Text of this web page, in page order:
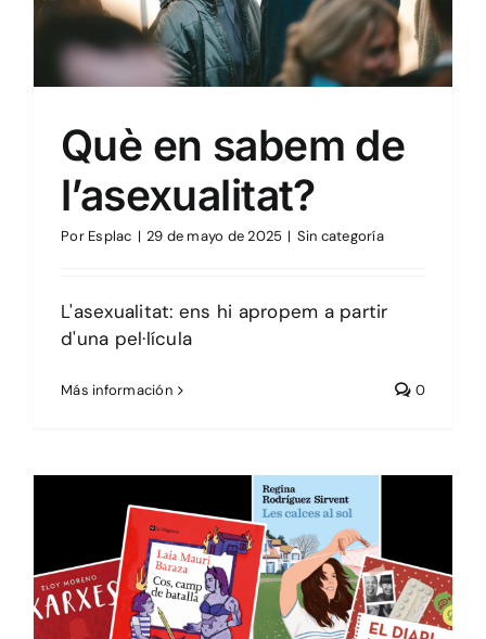
Què en sabem de
l’asexualitat?
Por Esplac | 29 de mayo de 2025 | Sin categoría
L'asexualitat: ens hi apropem a partir
d'una pel·lícula
Más información 0
Sin categoría